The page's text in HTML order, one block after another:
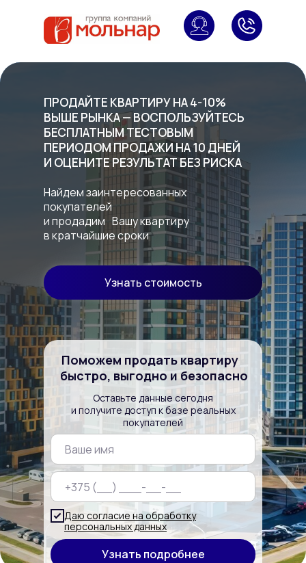
ПРОДАЙТЕ КВАРТИРУ НА 4-10%
ВЫШЕ РЫНКА — ВОСПОЛЬЗУЙТЕСЬ
БЕСПЛАТНЫМ ТЕСТОВЫМ
ПЕРИОДОМ ПРОДАЖИ НА 10 ДНЕЙ
И ОЦЕНИТЕ РЕЗУЛЬТАТ БЕЗ РИСКА
Оставьте данные сегодня
и получите доступ к базе реальных
покупателей
Поможем продать квартиру
быстро, выгодно и безопасно
Найдем заинтересованных
покупателей
и продадим Вашу квартиру
в кратчайшие сроки
Узнать стоимость
Даю согласие на обработку
персональных данных
Узнать подробнее